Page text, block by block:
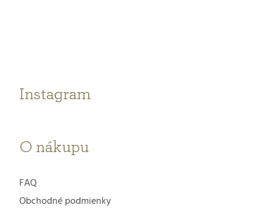
Instagram
O nákupu
FAQ
Obchodné podmienky